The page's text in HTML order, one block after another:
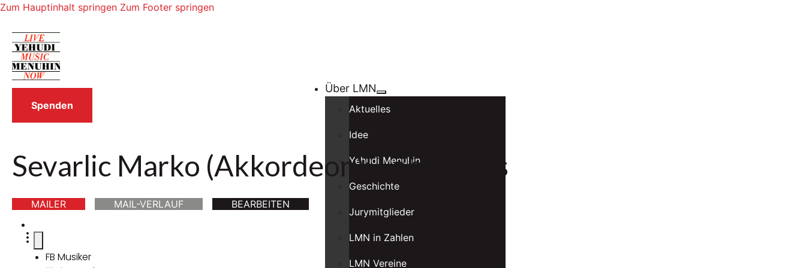
Zum Hauptinhalt springen Zum Footer springen
Über LMN
Aktuelles
Idee
Yehudi Menuhin
Geschichte
Jurymitglieder
LMN in Zahlen
LMN Vereine
Spenden
Sevarlic Marko (Akkordeon); Löhe Haus
MAILER MAIL-VERLAUF BEARBEITEN
FB Musiker